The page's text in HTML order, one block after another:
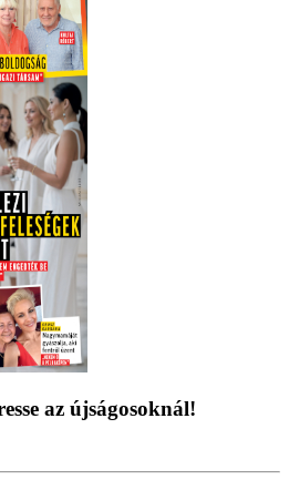
az újságosoknál!